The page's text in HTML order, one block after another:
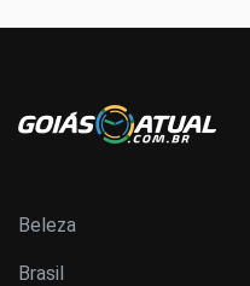
Beleza
Brasil